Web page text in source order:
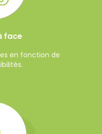
face
en fonction de